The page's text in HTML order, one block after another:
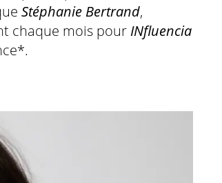
Stéphanie Bertrand,
chaque mois pour INfluencia